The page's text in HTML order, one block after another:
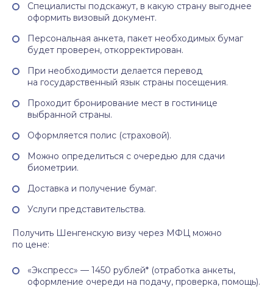
Специалисты подскажут, в какую страну выгоднее
оформить визовый документ.
Персональная анкета, пакет необходимых бумаг
будет проверен, откорректирован.
При необходимости делается перевод
на государственный язык страны посещения.
Проходит бронирование мест в гостинице
выбранной страны.
Оформляется полис (страховой).
Можно определиться с очередью для сдачи
биометрии.
Доставка и получение бумаг.
Услуги представительства.
Получить Шенгенскую визу через МФЦ можно
по цене:
«Экспресс» — 1450 рублей* (отработка анкеты,
оформление очереди на подачу, проверка, помощь).